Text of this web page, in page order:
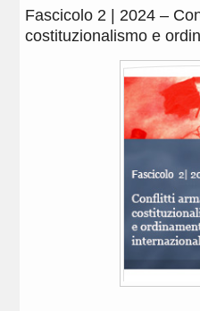
Fascicolo 2 | 2024 –
costituzionalismo e